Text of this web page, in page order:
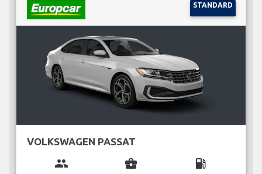
STANDARD
VOLKSWAGEN PASSAT
group business_center local_gas_station